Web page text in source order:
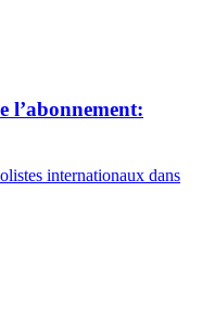
l’abonnement:
internationaux dans